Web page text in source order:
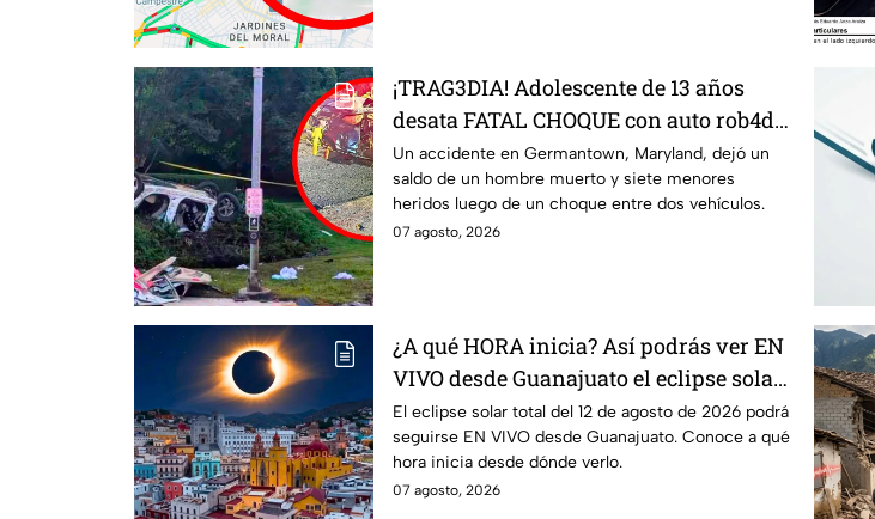
¡TRAG3DIA! Adolescente de 13 años
desata FATAL CHOQUE con auto rob4do:
reportan un mu3rto y siete menores
heridos
Un accidente en Germantown, Maryland, dejó un
saldo de un hombre muerto y siete menores
heridos luego de un choque entre dos vehículos.
07 agosto, 2026
¿A qué HORA inicia? Así podrás ver EN
VIVO desde Guanajuato el eclipse solar
total del 12 de agosto de 2026
El eclipse solar total del 12 de agosto de 2026 podrá
seguirse EN VIVO desde Guanajuato. Conoce a qué
hora inicia desde dónde verlo.
07 agosto, 2026